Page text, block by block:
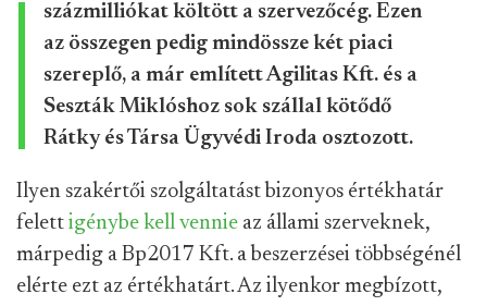
százmilliókat költött a szervezőcég. Ezen
az összegen pedig mindössze két piaci
szereplő, a már említett Agilitas Kft. és a
Seszták Miklóshoz sok szállal kötődő
Rátky és Társa Ügyvédi Iroda osztozott.
Ilyen szakértői szolgáltatást bizonyos értékhatár
felett igénybe kell vennie az állami szerveknek,
márpedig a Bp2017 Kft. a beszerzései többségénél
elérte ezt az értékhatárt. Az ilyenkor megbízott,